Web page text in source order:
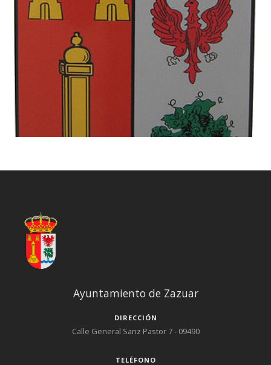
Ayuntamiento de Zazuar
DIRECCIÓN
Calle General Sanz Pastor 7 - 09490
TELÉFONO